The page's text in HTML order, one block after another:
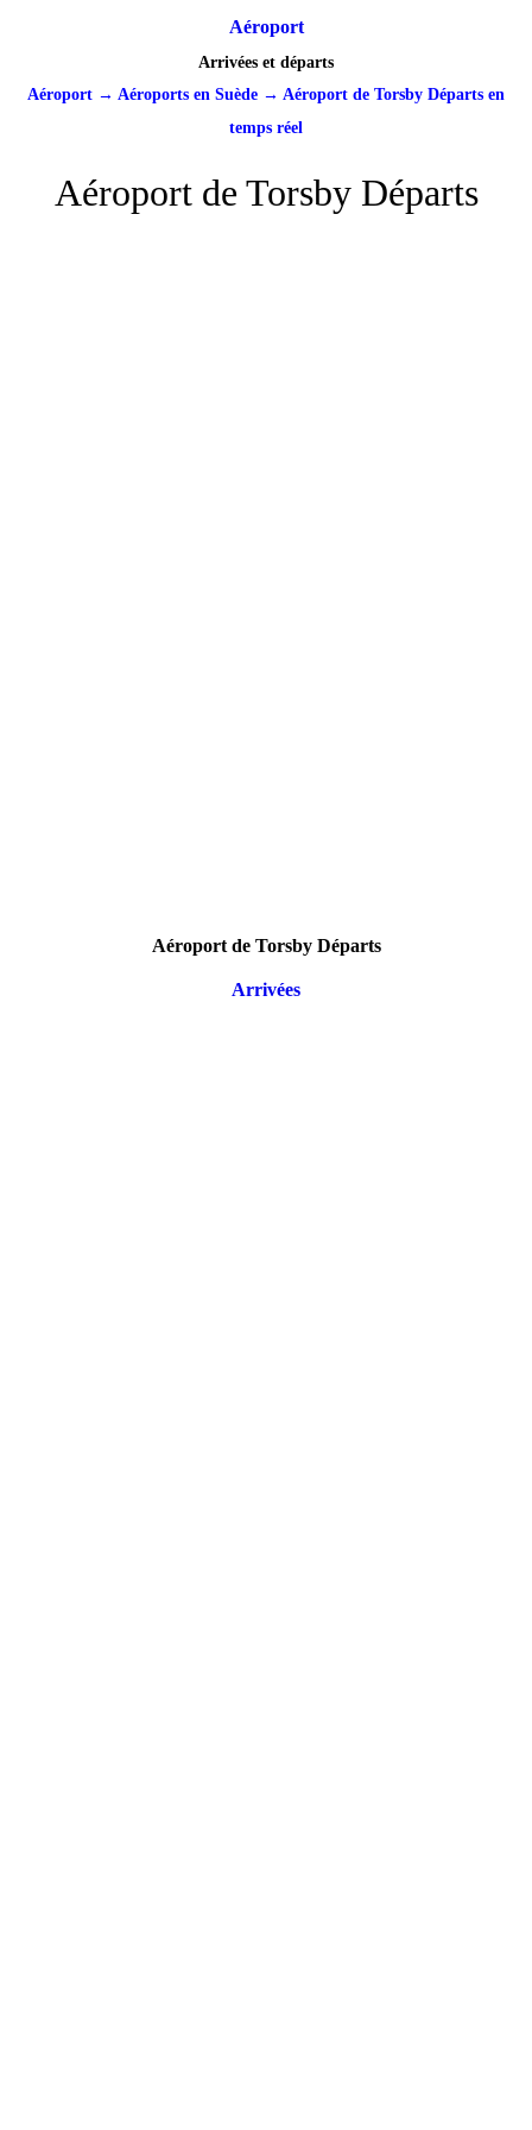
Aéroport
Arrivées et départs
Aéroport → Aéroports en Suède → Aéroport de Torsby Départs en
temps réel
Aéroport de Torsby Départs
Aéroport de Torsby Départs
Arrivées